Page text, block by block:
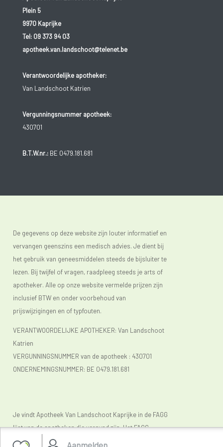
Aanmelden
Plein 5
9970 Kaprijke
Tel: 09 373 94 03
apotheek.van.landschoot@telenet.be
Verantwoordelijke apotheker:
Van Landschoot Katrien
Vergunningsnummer apotheek:
430701
B.T.W.nr.:BE 0479.181.681
De gegevens op deze website zijn louter informatief en
vervangen geenszins een medisch advies. Je dient bij
het gebruik van geneesmiddelen steeds de bijsluiter te
lezen. Bij twijfel of vragen, raadpleeg steeds je arts of
apotheker. Alle op onze website vermelde prijzen zijn
inclusief BTW en onder voorbehoud van
prijswijzigingen en of typfouten.
VERANTWOORDELIJKE APOTHEKER: Van Landschoot
Katrien
VERGUNNINGSNUMMER van de apotheek : 430701
ONDERNEMINGSNUMMER: BE 0479.181.681
Je vindt Apotheek Van Landschoot Kaprijke in de FAGG
lijst van de apotheken die vergund zijn. Het FAGG
(www.fagg.be)controleert de wettelikheid van de